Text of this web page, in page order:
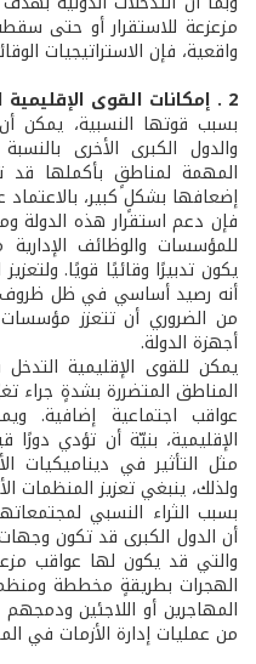
مزعزعة للاستقرار أو حتى
واقعية، فإن الاستراتيجيات
2 . إمكانات القوى الإقليمية لتحقيق الاستقرار
بسبب قوتها النسبية، يمكن
والدول الكبرى الأخرى
المهمة لمناطقٍ بأكملها قد
إضعافها بشكلٍ كبير، بالاعتماد
فإن دعم استقرار هذه
للمؤسسات والوظائف
يكون تدبيرًا وقائيًا قويًا.
أنه رصيد أساسي في ظل ظروف
من الضروري أن تتعزز مؤسسات
أجهزة الدولة.
يمكن للقوى الإقليمية
المناطق المتضررة بشدةٍ جراء
عواقب اجتماعية إضافية.
الإقليمية، بنيّة أن تؤدي
مثل التأثير في ديناميكيات
ولذلك، ينبغي تعزيز المنظمات
بسبب الثراء النسبي
أن الدول الكبرى قد تكون
والتي قد يكون لها عواقب
الهجرات بطريقةٍ مخططة
المهاجرين أو اللاجئين
من عمليات إدارة الأزمات في